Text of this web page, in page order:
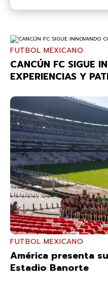
FUTBOL MEXICANO
CANCÚN FC SIGUE
EXPERIENCIAS Y
FUTBOL MEXICANO
América presenta
Estadio Banorte